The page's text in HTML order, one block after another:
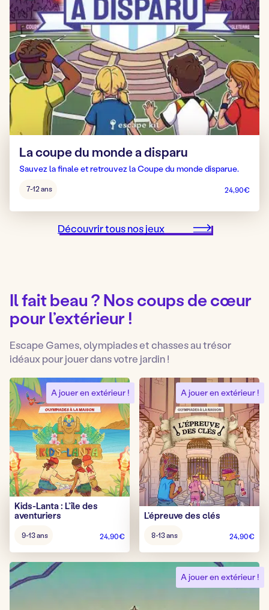
La coupe du monde a disparu
Sauvez la finale et retrouvez la Coupe du monde disparue.
pour
:
7-12 ans 24,90€
Découvrir tous nos jeux
Il fait beau ? Nos coups de cœur
pour l’extérieur !
Escape Games, olympiades et chasses au trésor
idéaux pour jouer dans votre jardin !
A jouer en extérieur !
Kids-Lanta : L’île des
aventuriers
pour
9-13 ans 24,90€
A jouer en extérieur !
L’épreuve des clés
pour
8-13 ans 24,90€
A jouer en extérieur !